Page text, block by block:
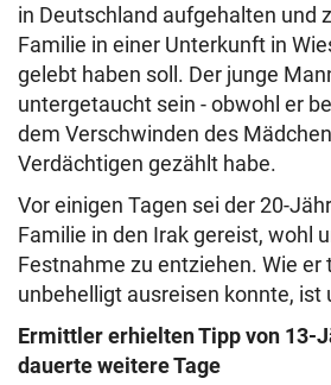
in Deutschland aufgehalten und
Familie in einer Unterkunft in
gelebt haben soll. Der junge
untergetaucht sein - obwohl er
dem Verschwinden des
Verdächtigen gezählt habe.
Vor einigen Tagen sei der 20-
Familie in den Irak gereist, wohl
Festnahme zu entziehen. Wie er
unbehelligt ausreisen konnte, ist
Ermittler erhielten Tipp von 13-
dauerte weitere Tage